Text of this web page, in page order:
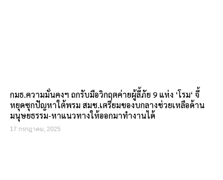
กมธ.ความมั่นคงฯ ถกรับมือวิกฤตค่ายผู้ลี้ภัย 9 แห่ง ‘โรม‘ จี้
หยุดซุกปัญหาใต้พรม สมช.เตรียมของบกลางช่วยเหลือด้าน
มนุษยธรรม-หาแนวทางให้ออกมาทำงานได้
17 กรกฎาคม, 2025